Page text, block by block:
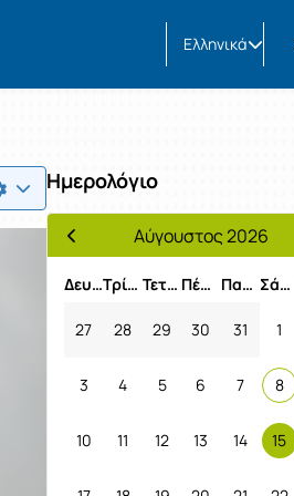
Ελληνικά
Ημερολόγιο
Προηγούμενος Μήνας
Αύγουστος 2026
Δευτέρα
Τρίτη Τετάρτη Πέμπτη Παρασκευή Σάββατο
27 28 29 30 31 1
3 4 5 6 7 8
10 11 12 13 14 15